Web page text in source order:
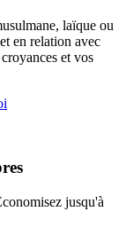
laïque ou
en relation avec
et vos
jusqu'à